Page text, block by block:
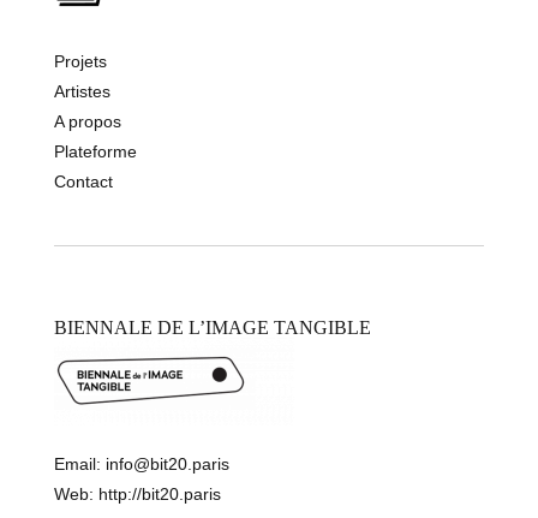
Projets
Artistes
A propos
Plateforme
Contact
BIENNALE DE L’IMAGE TANGIBLE
Email: info@bit20.paris
Web: http://bit20.paris